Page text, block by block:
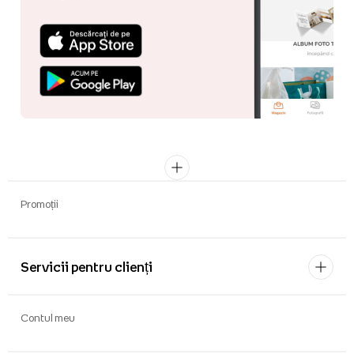
Promoții
Servicii pentru clienți
Contul meu